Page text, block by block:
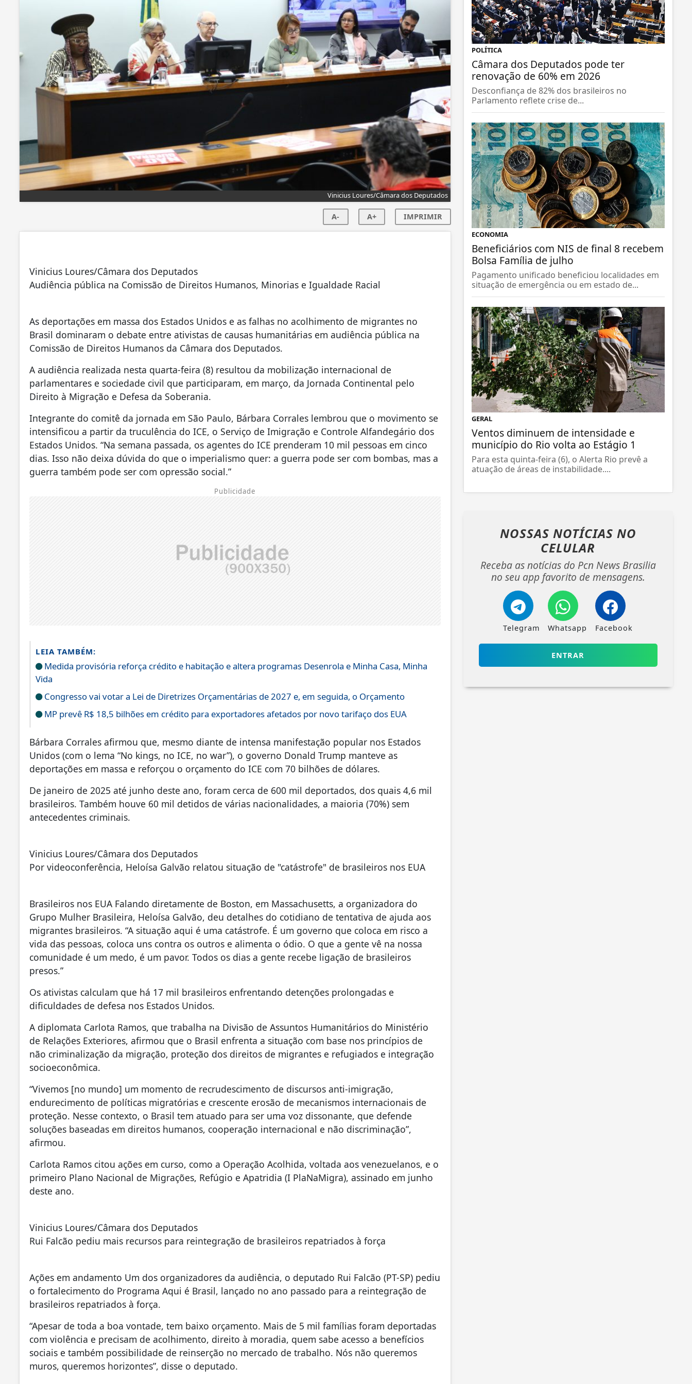
Vinicius Loures/Câmara dos Deputados
A- A+ IMPRIMIR
Vinicius Loures/Câmara dos Deputados
Audiência pública na Comissão de Direitos Humanos, Minorias e Igualdade Racial
As deportações em massa dos Estados Unidos e as falhas no acolhimento de migrantes no
Brasil dominaram o debate entre ativistas de causas humanitárias em audiência pública na
Comissão de Direitos Humanos da Câmara dos Deputados.
A audiência realizada nesta quarta-feira (8) resultou da mobilização internacional de
parlamentares e sociedade civil que participaram, em março, da Jornada Continental pelo
Direito à Migração e Defesa da Soberania.
Integrante do comitê da jornada em São Paulo, Bárbara Corrales lembrou que o movimento se
intensificou a partir da truculência do ICE, o Serviço de Imigração e Controle Alfandegário dos
Estados Unidos. “Na semana passada, os agentes do ICE prenderam 10 mil pessoas em cinco
dias. Isso não deixa dúvida do que o imperialismo quer: a guerra pode ser com bombas, mas a
guerra também pode ser com opressão social.”
Publicidade
LEIA TAMBÉM:
Medida provisória reforça crédito e habitação e altera programas Desenrola e Minha Casa, Minha
Vida
Congresso vai votar a Lei de Diretrizes Orçamentárias de 2027 e, em seguida, o Orçamento
MP prevê R$ 18,5 bilhões em crédito para exportadores afetados por novo tarifaço dos EUA
Bárbara Corrales afirmou que, mesmo diante de intensa manifestação popular nos Estados
Unidos (com o lema “No kings, no ICE, no war”), o governo Donald Trump manteve as
deportações em massa e reforçou o orçamento do ICE com 70 bilhões de dólares.
De janeiro de 2025 até junho deste ano, foram cerca de 600 mil deportados, dos quais 4,6 mil
brasileiros. Também houve 60 mil detidos de várias nacionalidades, a maioria (70%) sem
antecedentes criminais.
Vinicius Loures/Câmara dos Deputados
Por videoconferência, Heloísa Galvão relatou situação de "catástrofe" de brasileiros nos EUA
Brasileiros nos EUA Falando diretamente de Boston, em Massachusetts, a organizadora do
Grupo Mulher Brasileira, Heloísa Galvão, deu detalhes do cotidiano de tentativa de ajuda aos
migrantes brasileiros. “A situação aqui é uma catástrofe. É um governo que coloca em risco a
vida das pessoas, coloca uns contra os outros e alimenta o ódio. O que a gente vê na nossa
comunidade é um medo, é um pavor. Todos os dias a gente recebe ligação de brasileiros
presos.”
Os ativistas calculam que há 17 mil brasileiros enfrentando detenções prolongadas e
dificuldades de defesa nos Estados Unidos.
A diplomata Carlota Ramos, que trabalha na Divisão de Assuntos Humanitários do Ministério
de Relações Exteriores, afirmou que o Brasil enfrenta a situação com base nos princípios de
não criminalização da migração, proteção dos direitos de migrantes e refugiados e integração
socioeconômica.
“Vivemos [no mundo] um momento de recrudescimento de discursos anti-imigração,
endurecimento de políticas migratórias e crescente erosão de mecanismos internacionais de
proteção. Nesse contexto, o Brasil tem atuado para ser uma voz dissonante, que defende
soluções baseadas em direitos humanos, cooperação internacional e não discriminação”,
afirmou.
Carlota Ramos citou ações em curso, como a Operação Acolhida, voltada aos venezuelanos, e o
primeiro Plano Nacional de Migrações, Refúgio e Apatridia (I PlaNaMigra), assinado em junho
deste ano.
Vinicius Loures/Câmara dos Deputados
Rui Falcão pediu mais recursos para reintegração de brasileiros repatriados à força
Ações em andamento Um dos organizadores da audiência, o deputado Rui Falcão (PT-SP) pediu
o fortalecimento do Programa Aqui é Brasil, lançado no ano passado para a reintegração de
brasileiros repatriados à força.
“Apesar de toda a boa vontade, tem baixo orçamento. Mais de 5 mil famílias foram deportadas
com violência e precisam de acolhimento, direito à moradia, quem sabe acesso a benefícios
sociais e também possibilidade de reinserção no mercado de trabalho. Nós não queremos
muros, queremos horizontes”, disse o deputado.
POLÍTICA
Câmara dos Deputados pode ter
renovação de 60% em 2026
Desconfiança de 82% dos brasileiros no
Parlamento reflete crise de...
ECONOMIA
Beneficiários com NIS de final 8 recebem
Bolsa Família de julho
Pagamento unificado beneficiou localidades em
situação de emergência ou em estado de...
GERAL
Ventos diminuem de intensidade e
município do Rio volta ao Estágio 1
Para esta quinta-feira (6), o Alerta Rio prevê a
atuação de áreas de instabilidade....
NOSSAS NOTÍCIAS NO
CELULAR
Receba as notícias do Pcn News Brasilia
no seu app favorito de mensagens.
Telegram Whatsapp Facebook
ENTRAR